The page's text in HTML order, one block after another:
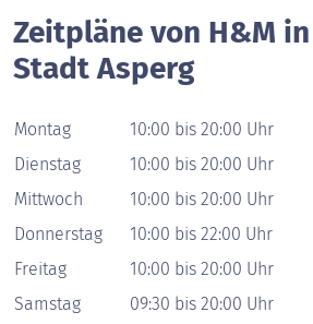
Zeitpläne von H&M
Stadt Asperg
Montag
10:00 bis 20:00 Uhr
Dienstag
10:00 bis 20:00 Uhr
Mittwoch
10:00 bis 20:00 Uhr
Donnerstag
10:00 bis 22:00 Uhr
Freitag
10:00 bis 20:00 Uhr
Samstag
09:30 bis 20:00 Uhr